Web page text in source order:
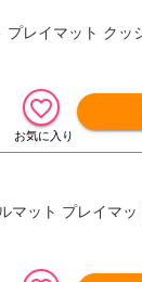
レイマット クッ
マット プレイマ